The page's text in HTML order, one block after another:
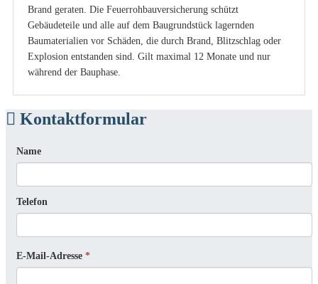
Brand geraten. Die Feuerrohbauversicherung schützt
Gebäudeteile und alle auf dem Baugrundstück lagernden
Baumaterialien vor Schäden, die durch Brand, Blitzschlag oder
Explosion entstanden sind. Gilt maximal 12 Monate und nur
während der Bauphase.
Kontaktformular
Name
Telefon
E-Mail-Adresse *